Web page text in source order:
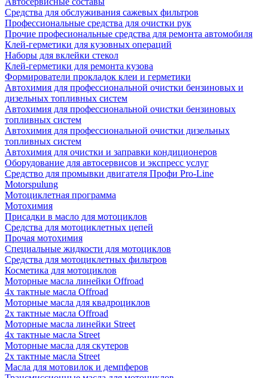
Средства для обслуживания сажевых фильтров
Профессиональные средства для очистки рук
Прочие професиональные средства для ремонта автомобиля
Клей-герметики для кузовных операций
Наборы для вклейки стекол
Клей-герметики для ремонта кузова
Формирователи прокладок клеи и герметики
Автохимия для профессиональной очистки бензиновых и
дизельных топливных систем
Автохимия для профессиональной очистки бензиновых
топливных систем
Автохимия для профессиональной очистки дизельных
топливных систем
Автохимия для очистки и заправки кондиционеров
Оборудование для автосервисов и экспресс услуг
Средство для промывки двигателя Профи Pro-Line
Motorspulung
Мотоциклетная программа
Мотохимия
Присадки в масло для мотоциклов
Средства для мотоциклетных цепей
Прочая мотохимия
Специальные жидкости для мотоциклов
Средства для мотоциклетных фильтров
Косметика для мотоциклов
Моторные масла линейки Offroad
4х тактные масла Offroad
Моторные масла для квадроциклов
2х тактные масла Offroad
Моторные масла линейки Street
4х тактные масла Street
Моторные масла для скутеров
2х тактные масла Street
Масла для мотовилок и демпферов